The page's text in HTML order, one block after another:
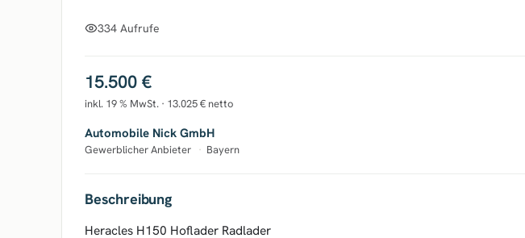
334 Aufrufe
15.500 €
inkl. 19 % MwSt. · 13.025 € netto
Automobile Nick GmbH
Gewerblicher Anbieter · Bayern
Beschreibung
Heracles H150 Hoflader Radlader